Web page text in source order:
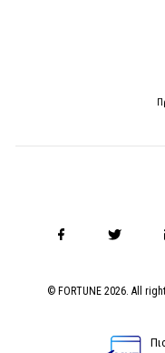
© FORTUNE 2026. All